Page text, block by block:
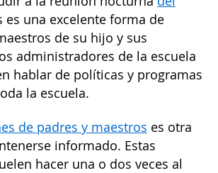
es una excelente forma de
de su hijo y sus
administradores de la escuela
hablar de políticas y programas
la escuela.
de padres y maestros es otra
informado. Estas
hacer una o dos veces al